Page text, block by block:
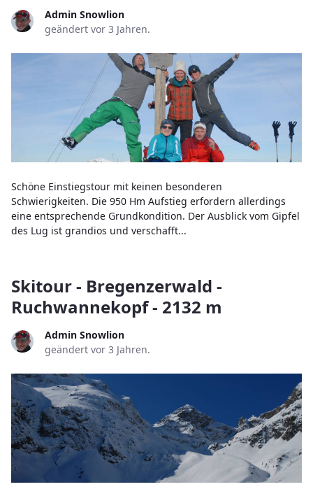
Admin Snowlion
geändert vor 3 Jahren.
Schöne Einstiegstour mit keinen besonderen
Schwierigkeiten. Die 950 Hm Aufstieg erfordern allerdings
eine entsprechende Grundkondition. Der Ausblick vom Gipfel
des Lug ist grandios und verschafft...
Skitour - Bregenzerwald -
Ruchwannekopf - 2132 m
Admin Snowlion
geändert vor 3 Jahren.